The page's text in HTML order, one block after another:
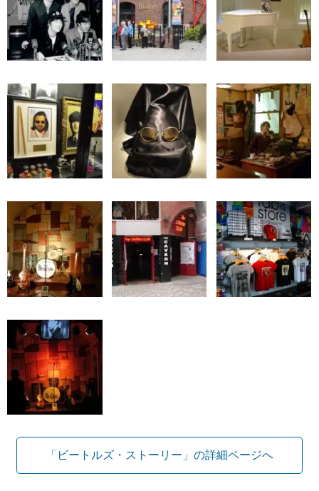
「ビートルズ・ストーリー」の詳細ページへ